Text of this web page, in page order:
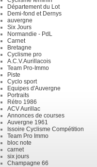
Département du Lot
Demi-fond et Dernys
auvergne
Six Jours
Normandie - PdL
Carnet
Bretagne
Cyclisme pro
A.C.V.Aurillacois
Team Pro-Immo
Piste
Cyclo sport
Equipes d'Auvergne
Portraits
Rétro 1986
ACV Aurillac
Annonces de courses
Auvergne 1961
Issoire Cyclisme Compétition
Team Pro Immo
bloc note
carnet
six jours
Champagne 66